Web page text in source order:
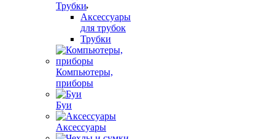
Трубки
Аксессуары
для трубок
Трубки
Компьютеры,
приборы
Буи
Аксессуары